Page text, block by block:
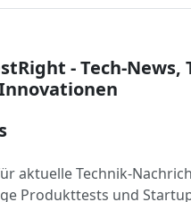
- Tech-
aktuelle Technik-
Produkttests und